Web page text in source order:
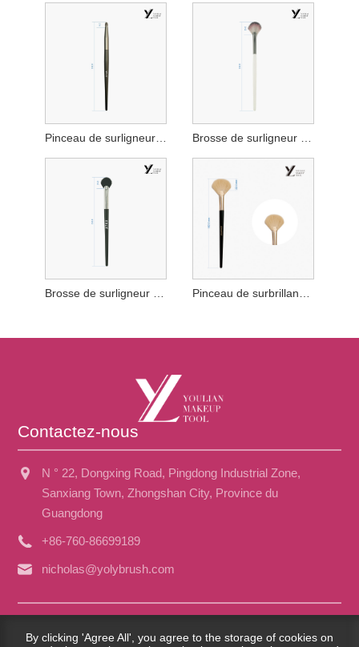
Pinceau de surligneur rond
Contactez-nous
N ° 22, Dongxing Road, Pingdong Industrial Zone,
Sanxiang Town, Zhongshan City, Province du
Guangdong
+86-760-86699189
nicholas@yolybrush.com
By clicking 'Agree All', you agree to the storage of cookies on